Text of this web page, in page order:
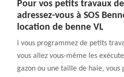
Pour vos petits travaux
adressez-vous à SOS
location de benne VL
i vous programmez de petits
vous allez vous-même les
gazon ou une taille de haie, vous